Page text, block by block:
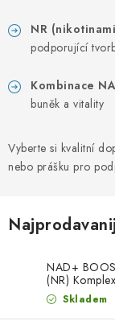
MARKE
Podmínky ochrany
Moja narudžba
NR
podporující
Kombinace
buněk a vitality
Vyberte si kvalitní
nebo prášku pro
NAD+
(NR)
Skladem